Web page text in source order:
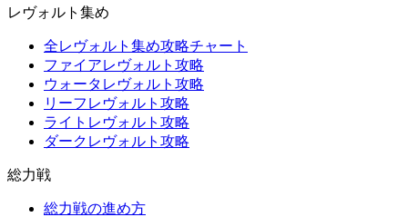
レヴォルト集め
全レヴォルト集め攻略チャート
ファイアレヴォルト攻略
ウォータレヴォルト攻略
リーフレヴォルト攻略
ライトレヴォルト攻略
ダークレヴォルト攻略
総力戦
総力戦の進め方